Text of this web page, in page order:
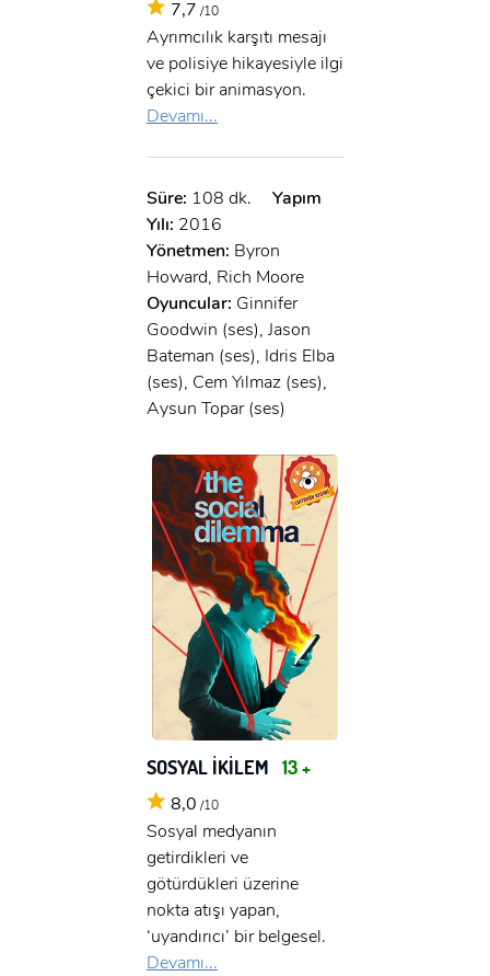
7,7 /10
Ayrımcılık karşıtı mesajı
ve polisiye hikayesiyle ilgi
çekici bir animasyon.
Devamı...
Süre: 108 dk.
Yapım
Yılı: 2016
Yönetmen: Byron
Howard, Rich Moore
Oyuncular: Ginnifer
Goodwin (ses), Jason
Bateman (ses), Idris Elba
(ses), Cem Yılmaz (ses),
Aysun Topar (ses)
SOSYAL İKİLEM 13 +
8,0 /10
Sosyal medyanın
getirdikleri ve
götürdükleri üzerine
nokta atışı yapan,
‘uyandırıcı’ bir belgesel.
Devamı...